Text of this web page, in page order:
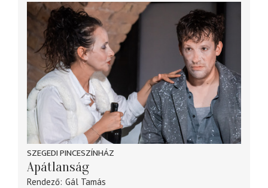
SZEGEDI PINCESZÍNHÁZ
Apátlanság
Rendező Gál Tamás